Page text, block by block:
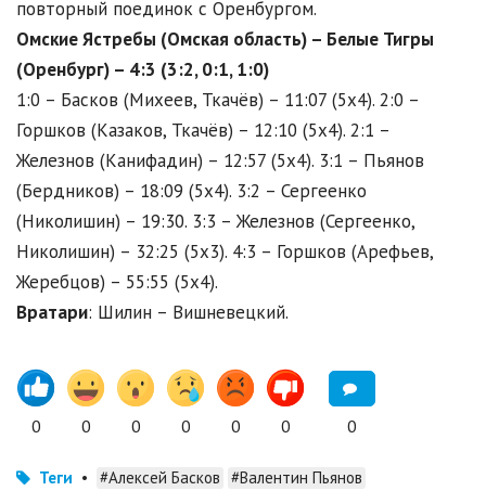
повторный поединок с Оренбургом.
Омские Ястребы (Омская область) – Белые Тигры
(Оренбург) – 4:3 (3:2, 0:1, 1:0)
1:0 – Басков (Михеев, Ткачёв) – 11:07 (5x4). 2:0 –
Горшков (Казаков, Ткачёв) – 12:10 (5x4). 2:1 –
Железнов (Канифадин) – 12:57 (5x4). 3:1 – Пьянов
(Бердников) – 18:09 (5x4). 3:2 – Сергеенко
(Николишин) – 19:30. 3:3 – Железнов (Сергеенко,
Николишин) – 32:25 (5x3). 4:3 – Горшков (Арефьев,
Жеребцов) – 55:55 (5x4).
Вратари: Шилин – Вишневецкий.
0 0 0 0 0 0 0
Теги • #Алексей Басков #Валентин Пьянов